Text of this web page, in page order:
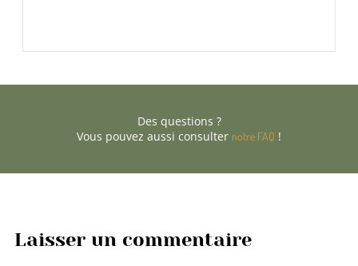
Des questions ?
Vous pouvez aussi consulter notre FAQ !
Laisser un commentaire